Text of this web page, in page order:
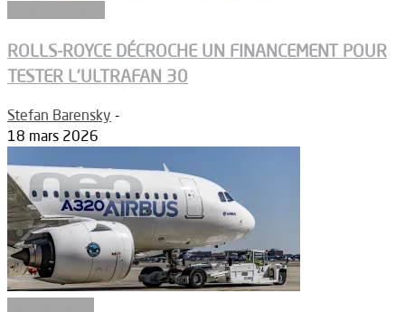
ROLLS-ROYCE DÉCROCHE UN FINANCEMENT POUR
TESTER L’ULTRAFAN 30
Stefan Barensky -
18 mars 2026